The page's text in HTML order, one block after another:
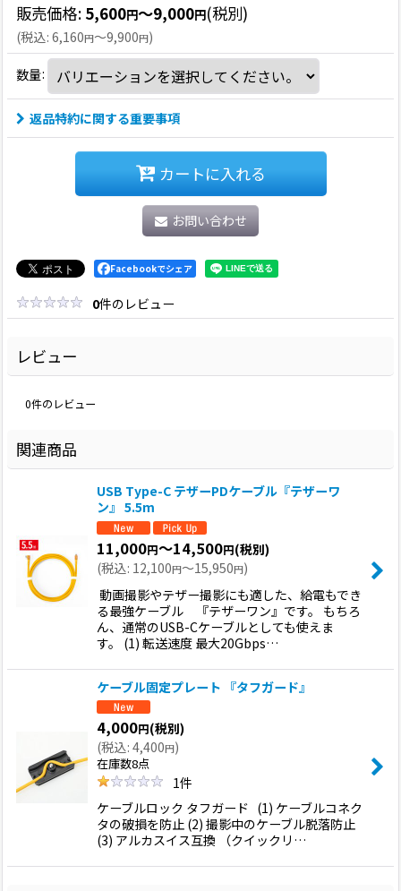
販売価格: 5,600円～9,000円(税別)
(税込: 6,160円～9,900円)
数量:
返品特約に関する重要事項
カートに入れる
お問い合わせ
Facebookでシェア
0件のレビュー
レビュー
0件のレビュー
関連商品
USB Type-C テザーPDケーブル『テザーワ
ン』 5.5m
11,000円～14,500円(税別)
(税込: 12,100円～15,950円)
動画撮影やテザー撮影にも適した、給電もでき
る最強ケーブル 『テザーワン』です。 もちろ
ん、通常のUSB-Cケーブルとしても使えま
す。 (1) 転送速度 最大20Gbps…
ケーブル固定プレート 『タフガード』
4,000円(税別)
(税込: 4,400円)
在庫数8点
1件
ケーブルロック タフガード (1) ケーブルコネク
タの破損を防止 (2) 撮影中のケーブル脱落防止
(3) アルカスイス互換 （クイックリ…